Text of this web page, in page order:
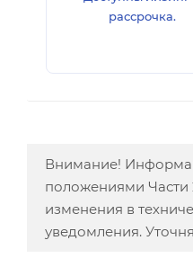
рассрочка.
Внимание!
положениями Части
изменения в
уведомления.